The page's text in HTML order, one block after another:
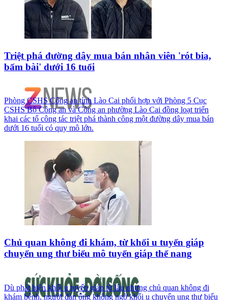
Triệt phá đường dây mua bán nhân viên 'rót bia,
bấm bài' dưới 16 tuổi
Phòng CSHS Công an tỉnh Lào Cai phối hợp với Phòng 5 Cục
CSHS Bộ Công an và Công an phường Lào Cai đồng loạt triển
khai các tổ công tác triệt phá thành công một đường dây mua bán
dưới 16 tuổi có quy mô lớn.
Chủ quan không đi khám, từ khối u tuyến giáp
chuyển ung thư biểu mô tuyến giáp thể nang
Dù phát hiện khối u tuyến giáp từ lâu nhưng chủ quan không đi
khám bệnh, người đàn ông không ngờ khối u chuyển ung thư biểu